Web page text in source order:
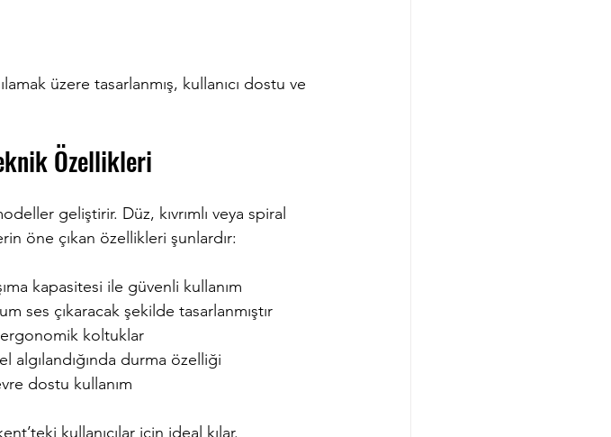
üzere tasarlanmış, kullanıcı dostu ve
Özellikleri
geliştirir. Düz, kıvrımlı veya spiral
öne çıkan özellikleri şunlardır:
kapasitesi ile güvenli kullanım
ses çıkaracak şekilde tasarlanmıştır
koltuklar
algılandığında durma özelliği
dostu kullanım
kullanıcılar için ideal kılar.